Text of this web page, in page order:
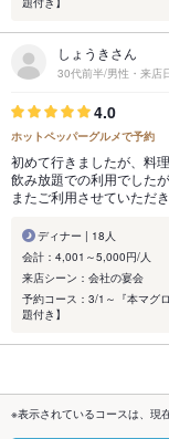
しょうきさん
30代前半/男性・来店
4.0
ホットペッパーグルメで予約
初めて行きましたが、料
飲み放題での利用でした
またご利用させていただき
ディナー | 18人
会計：4,001～5,000円/人
来店シーン：会社の宴会
予約コース：3/1～『本マグ
題付き】
※表示されているコースは、現